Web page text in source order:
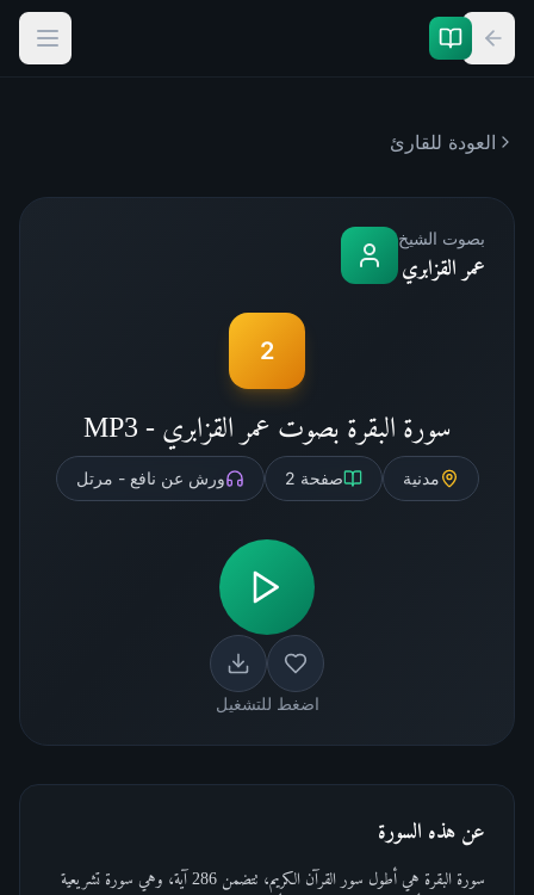
العودة للقارئ
بصوت الشيخ
عمر القزابري
2
سورة البقرة بصوت عمر القزابري - MP3
مدنية صفحة 2 ورش عن نافع - مرتل
اضغط للتشغيل
عن هذه السورة
سورة البقرة هي أطول سور القرآن الكريم، تتضمن 286 آية، وهي سورة تشريعية